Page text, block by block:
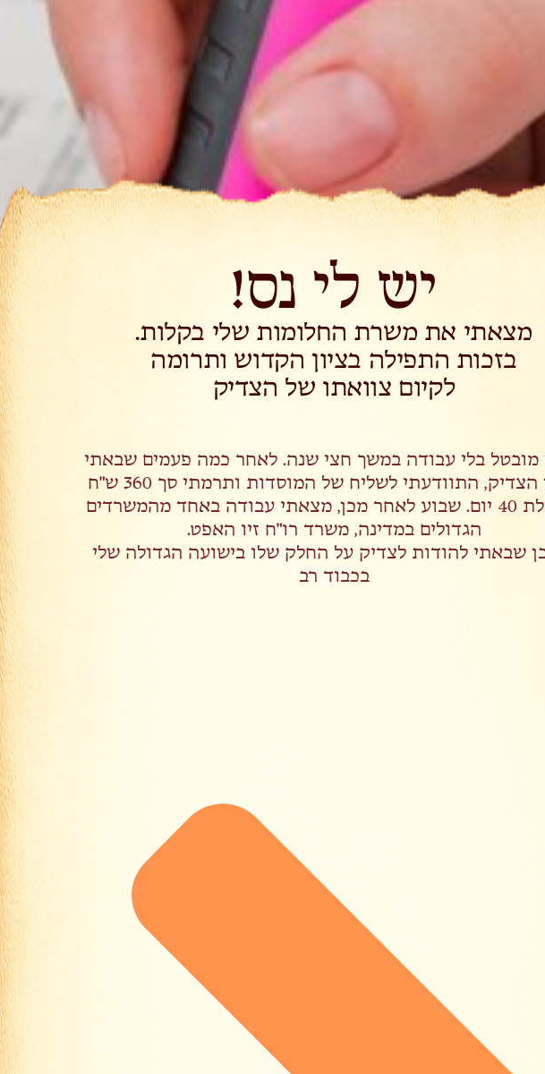
יש לי נס!
מצאתי את משרת החלומות שלי בקלות.
בזכות התפילה בציון הקדוש ותרומה
לקיום צוואתו של הצדיק
מובטל בלי עבודה במשך חצי שנה. לאחר כמה פעמים שבאתי
לציון הצדיק, התוודעתי לשליח של המוסדות ותרמתי סך 360 ש"ח
לתפילת 40 יום. שבוע לאחר מכן, מצאתי עבודה באחד מהמשרדים
הגדולים במדינה, משרד רו"ח זיו האפט.
שבאתי להודות לצדיק על החלק שלו בישועה הגדולה שלי
בכבוד רב